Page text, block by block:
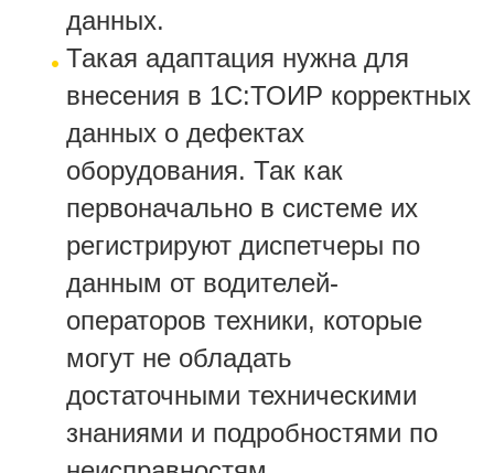
данных.
Такая адаптация нужна для
внесения в 1С:ТОИР корректных
данных о дефектах
оборудования. Так как
первоначально в системе их
регистрируют диспетчеры по
данным от водителей-
операторов техники, которые
могут не обладать
достаточными техническими
знаниями и подробностями по